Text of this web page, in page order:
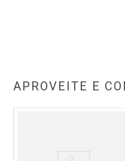
APROVEITE E